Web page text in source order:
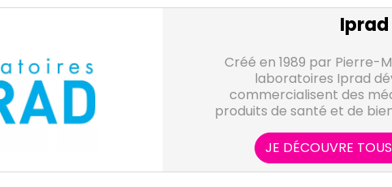
Iprad
Créé en 1989 par Pierre-
laboratoires Iprad
commercialisent des
produits de santé et de
Laboratoires Iprad sont
expertise dans les
de la
JE DÉCOUVRE